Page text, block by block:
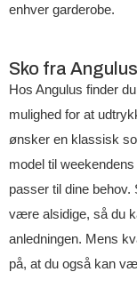
enhver garderobe.
Sko fra
Hos Angulus finder
mulighed for at
ønsker en klassisk
model til
passer til dine behov.
være alsidige, så du
anledningen. Mens
på, at du også kan